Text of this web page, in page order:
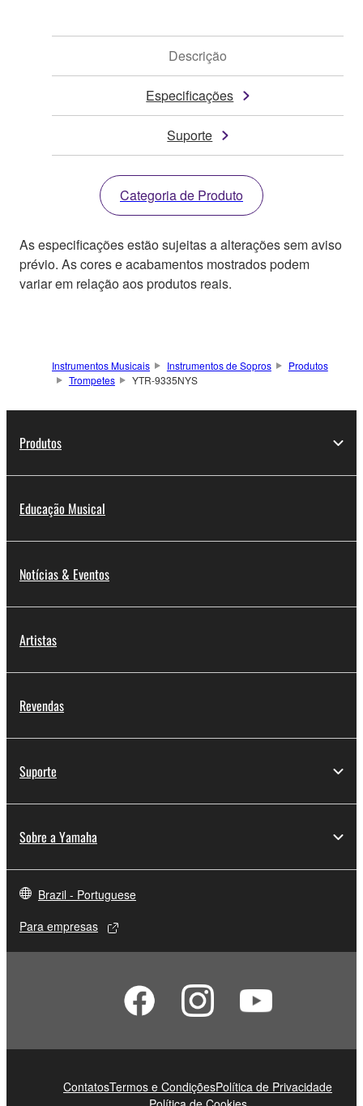
Descrição
Especificações
Suporte
Categoria de Produto
As especificações estão sujeitas a alterações sem aviso
prévio. As cores e acabamentos mostrados podem
variar em relação aos produtos reais.
Instrumentos Musicais Instrumentos de Sopros
Produtos
Trompetes
YTR-9335NYS
Produtos
Educação Musical
Notícias & Eventos
Artistas
Revendas
Suporte
Sobre a Yamaha
Brazil - Portuguese
Para empresas
ContatosTermos e CondiçõesPolítica de Privacidade